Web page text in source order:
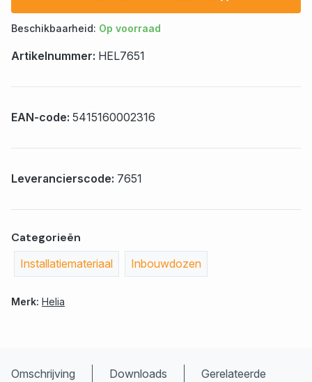
Beschikbaarheid: Op voorraad
Artikelnummer: HEL7651
EAN-code: 5415160002316
Leverancierscode: 7651
Categorieën
Installatiemateriaal Inbouwdozen
Merk: Helia
Omschrijving Downloads
Gerelateerde